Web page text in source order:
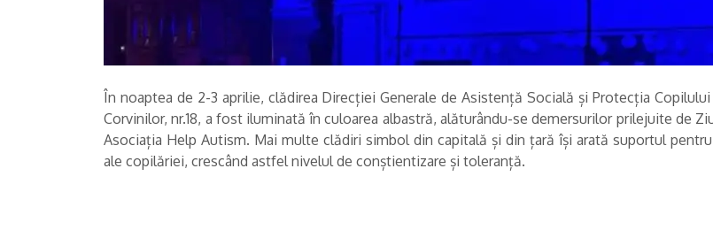
În noaptea de 2-3 aprilie, clădirea Direcției Generale de Asistență Socială și Protecția
Corvinilor, nr.18, a fost iluminată în culoarea albastră, alăturându-se demersurilor prilejuite de
Asociația Help Autism. Mai multe clădiri simbol din capitală și din țară își arată suportul
ale copilăriei, crescând astfel nivelul de conștientizare și toleranță.